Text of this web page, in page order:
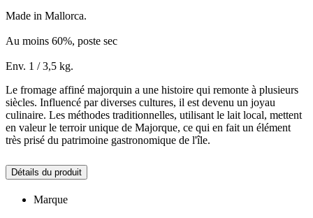
Made in Mallorca.
Au moins 60%, poste sec
Env. 1 / 3,5 kg.
Le fromage affiné majorquin a une histoire qui remonte à plusieurs
siècles. Influencé par diverses cultures, il est devenu un joyau
culinaire. Les méthodes traditionnelles, utilisant le lait local, mettent
en valeur le terroir unique de Majorque, ce qui en fait un élément
très prisé du patrimoine gastronomique de l'île.
Détails du produit
Marque